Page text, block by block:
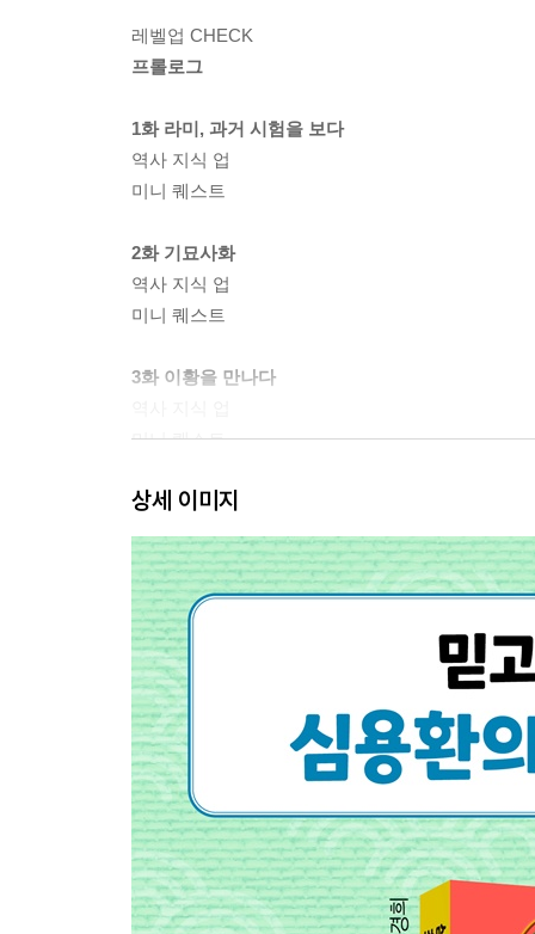
레벨업 CHECK
프롤로그
1화 라미, 과거 시험을 보다
역사 지식 업
미니 퀘스트
2화 기묘사화
역사 지식 업
미니 퀘스트
3화 이황을 만나다
미니 퀘스트
4화 사림의 부활
역사 지식 업
미니 퀘스트
5화 십만 양병설
역사 지식 업
미니 퀘스트
6화 준비할 것인가, 말 것인가
역사 지식 업
미니 퀘스트
에필로그
레벨업 CHECK, 미니 퀘스트 정답
상세 이미지